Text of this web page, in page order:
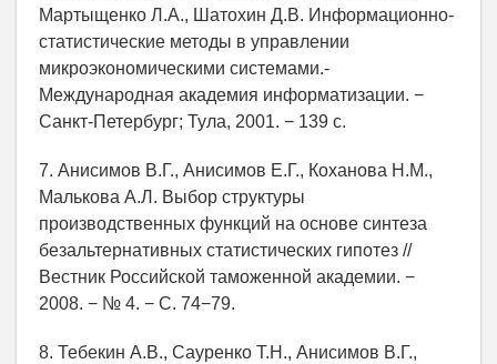
Мартыщенко Л.А., Шатохин Д.В. Информационно-
статистические методы в управлении
микроэкономическими системами.-
Международная академия информатизации. −
Санкт-Петербург; Тула, 2001. − 139 с.
7. Анисимов В.Г., Анисимов Е.Г., Коханова Н.М.,
Малькова А.Л. Выбор структуры
производственных функций на основе синтеза
безальтернативных статистических гипотез //
Вестник Российской таможенной академии. −
2008. − № 4. − С. 74−79.
8. Тебекин А.В., Сауренко Т.Н., Анисимов В.Г.,